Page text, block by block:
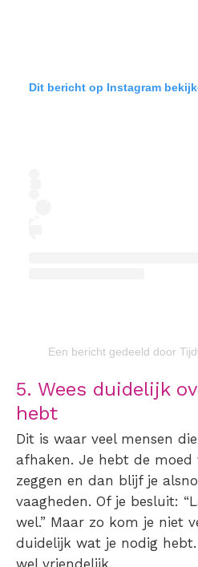
Dit bericht op Instagram
Een bericht gedeeld door
5. Wees duidelijk
hebt
Dit is waar veel mensen
afhaken. Je hebt de
zeggen en dan blijf je
vaagheden. Of je besluit:
wel.” Maar zo kom je niet
duidelijk wat je nodig
wel vriendelijk.